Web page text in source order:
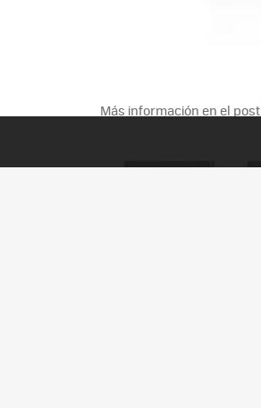
Más información en el post